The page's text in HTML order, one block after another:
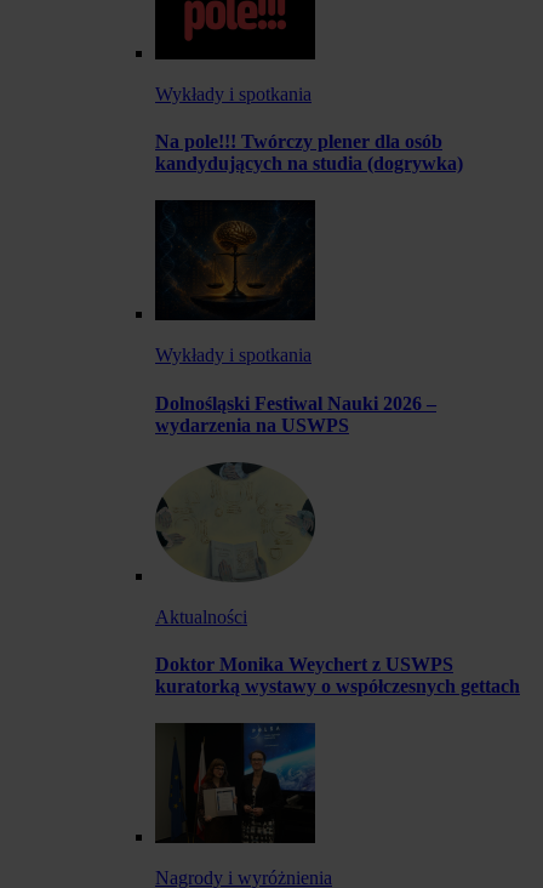
Wykłady i spotkania
Na pole!!! Twórczy plener dla osób
kandydujących na studia (dogrywka)
Wykłady i spotkania
Dolnośląski Festiwal Nauki 2026 –
wydarzenia na USWPS
Aktualności
Doktor Monika Weychert z USWPS
kuratorką wystawy o współczesnych gettach
Nagrody i wyróżnienia